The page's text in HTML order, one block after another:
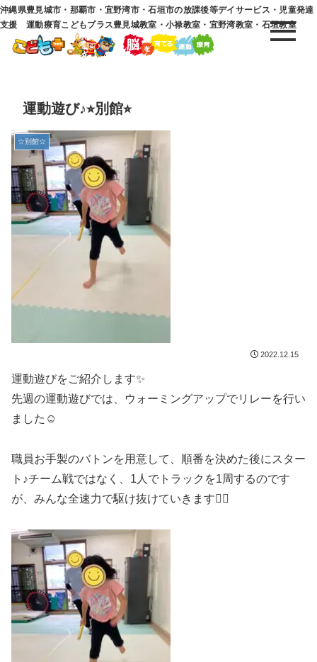
沖縄県豊見城市・那覇市・宜野湾市・石垣市の放課後等デイサービス・児童発達
支援 運動療育こどもプラス豊見城教室・小禄教室・宜野湾教室・石垣教室
運動遊び♪⭐︎別館⭐︎
☆別館☆
2022.12.15
運動遊びをご紹介します✨
先週の運動遊びでは、ウォーミングアップでリレーを行い
ました☺️
職員お手製のバトンを用意して、順番を決めた後にスター
ト♪チーム戦ではなく、1人でトラックを1周するのです
が、みんな全速力で駆け抜けていきます🏃‍♀️